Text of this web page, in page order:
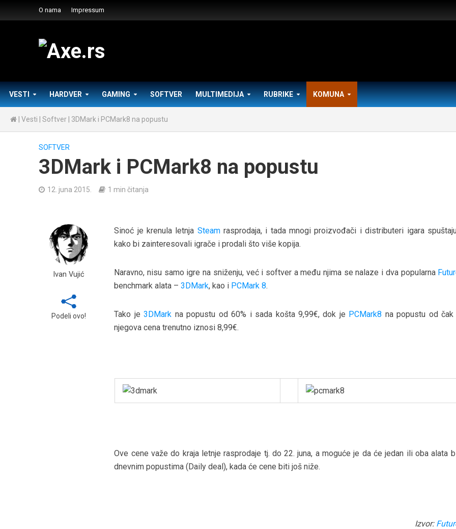
O nama Impressum
VESTI HARDVER GAMING SOFTVER MULTIMEDIJA RUBRIKE KOMUNA
Vesti Softver 3DMark i PCMark8 na popustu
SOFTVER
3DMark i PCMark8 na popustu
12. juna 2015. 1 min čitanja
Ivan Vujić
Podeli ovo!
Sinoć je krenula letnja Steamrasprodaja, i tada mnogi proizvođači i distributeri igara
kako bi zainteresovali igrače i prodali što više kopija.
Naravno, nisu samo igre na sniženju, već i softver a među njima se nalaze i dva popularna
benchmark alata –3DMark, kao i PCMark 8.
Tako je3DMark na popustu od 60% i sada košta 9,99€, dok je PCMark8 na popustu od
njegova cena trenutno iznosi 8,99€.
Ove cene važe do kraja letnje rasprodaje tj. do 22. juna, a moguće je da će jedan ili oba alata
dnevnim popustima (Daily deal), kada će cene biti još niže.
Izvor: